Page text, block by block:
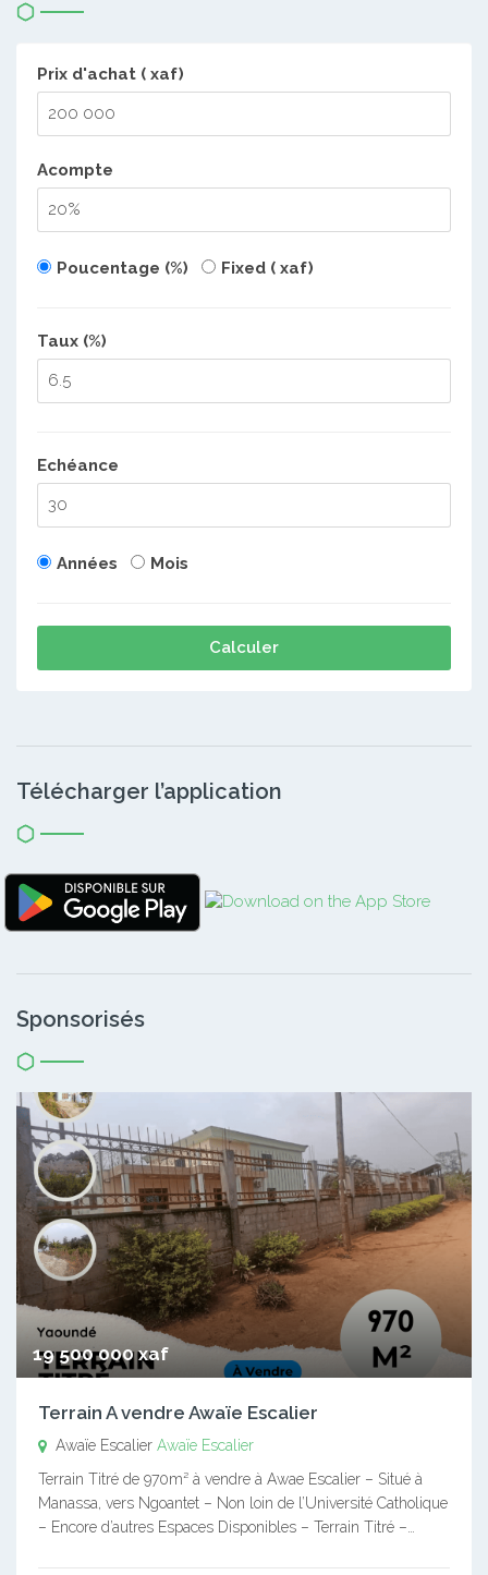
Prix d'achat ( xaf)
Acompte
Poucentage (%) Fixed ( xaf)
Taux (%)
Echéance
Années Mois
Calculer
Télécharger l’application
Sponsorisés
19 500 000 xaf
Terrain A vendre Awaïe Escalier
Awaïe Escalier Awaïe Escalier
Terrain Titré de 970m² à vendre à Awae Escalier – Situé à
Manassa, vers Ngoantet – Non loin de l’Université Catholique
– Encore d’autres Espaces Disponibles – Terrain Titré –…